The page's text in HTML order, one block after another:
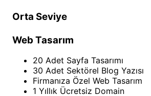
Orta Seviye
Web Tasarım
20 Adet Sayfa Tasarımı
30 Adet Sektörel Blog Yazısı
Firmanıza Özel Web Tasarım
1 Yıllık Ücretsiz Domain